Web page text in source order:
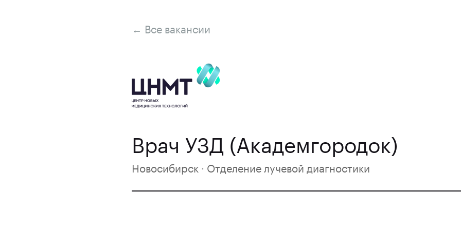
← Все вакансии
Врач УЗД (Академгородок)
Новосибирск · Отделение лучевой диагностики